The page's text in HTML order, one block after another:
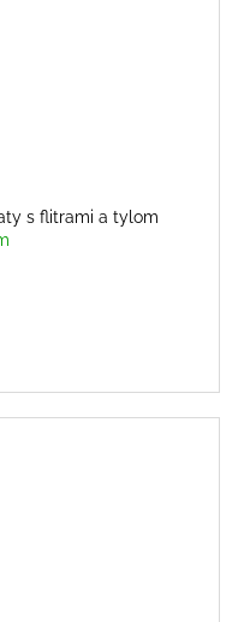
s flitrami a tylom